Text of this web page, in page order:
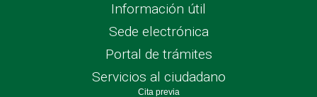
Información útil
Sede electrónica
Portal de trámites
Servicios al ciudadano
Cita previa